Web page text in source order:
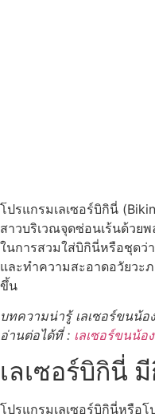
โปรแกรมเลเซอร์บิกินี่
สาวบริเวณจุดซ่อนเร้นด้วย
ในการสวมใส่บิกินี่หรือชุดว่
และทำความสะอาดอวัยวะ
ขึ้น
บทความน่ารู้ เลเซอร์ขนน้อ
อ่านต่อได้ที่ : เลเซอร์ขนน้อ
เลเซอร์บิกินี่
โปรแกรมเลเซอร์บิกินี่หรือโ